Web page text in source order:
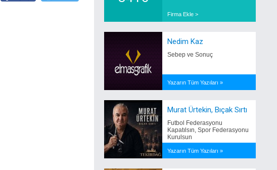
Firma Ekle >
Nedim Kaz
Sebep ve Sonuç
Yazarın Tüm Yazıları »
Murat Ürtekin, Bıçak Sırtı
Futbol Federasyonu
Kapatılsın, Spor Federasyonu
Kurulsun
Yazarın Tüm Yazıları »